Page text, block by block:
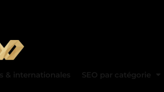
& internationales SEO par catégorie